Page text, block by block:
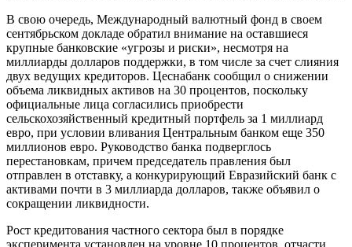
В свою очередь, Международный валютный фонд в своем
сентябрьском докладе обратил внимание на оставшиеся
крупные банковские «угрозы и риски», несмотря на
миллиарды долларов поддержки, в том числе за счет слияния
двух ведущих кредиторов. Цеснабанк сообщил о снижении
объема ликвидных активов на 30 процентов, поскольку
официальные лица согласились приобрести
сельскохозяйственный кредитный портфель за 1 миллиард
евро, при условии вливания Центральным банком еще 350
миллионов евро. Руководство банка подверглось
перестановкам, причем председатель правления был
отправлен в отставку, а конкурирующий Евразийский банк с
активами почти в 3 миллиарда долларов, также объявил о
сокращении ликвидности.
Рост кредитования частного сектора был в порядке
эксперимента установлен на уровне 10 процентов, отчасти